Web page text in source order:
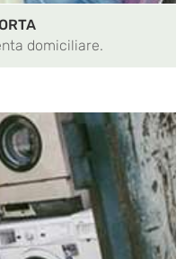
domiciliare.